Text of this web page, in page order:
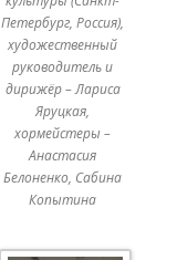
Петербург, Россия),
художественный
руководитель и
дирижёр – Лариса
Яруцкая,
хормейстеры –
Анастасия
Белоненко, Сабина
Копытина